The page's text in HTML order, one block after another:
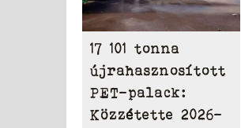
17 101 tonna
újrahasznosított
PET-palack:
Közzétette 2026-